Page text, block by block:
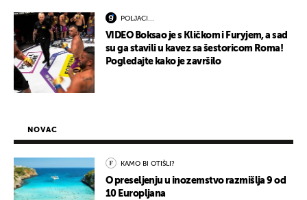
POLJACI...
VIDEO Boksao je s Kličkom i Furyjem, a sad
su ga stavili u kavez sa šestoricom Roma!
Pogledajte kako je završilo
NOVAC
KAMO BI OTIŠLI?
O preseljenju u inozemstvo razmišlja 9 od
10 Europljana